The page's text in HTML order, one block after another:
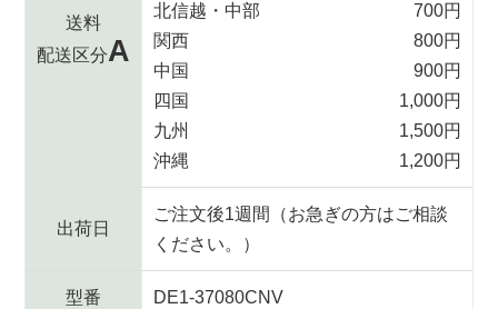
送料
配送区分A
北信越・中部
700円
関西
800円
中国
900円
四国
1,000円
九州
1,500円
沖縄
1,200円
出荷日
ご注文後1週間（お急ぎの方はご相談
ください。）
型番 DE1-37080CNV